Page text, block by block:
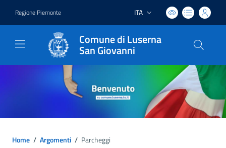
Regione Piemonte Lingua attiva:
ITA
Comune di Luserna
San Giovanni
Home / Argomenti / Parcheggi